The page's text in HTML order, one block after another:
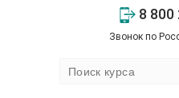
8 800
Звонок по